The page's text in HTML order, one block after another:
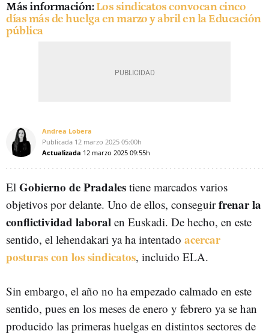
Más información:Los sindicatos convocan cinco
días más de huelga en marzo y abril en la Educación
pública
Andrea Lobera
Publicada 12 marzo 2025 05:00h
Actualizada 12 marzo 2025 09:55h
El Gobierno de Pradales tiene marcados varios
objetivos por delante. Uno de ellos, conseguirfrenar la
conflictividad laboral en Euskadi. De hecho, en este
sentido, el lehendakari ya ha intentado acercar
posturas con los sindicatos, incluido ELA.
Sin embargo, el año no ha empezado calmado en este
sentido, pues en los meses de enero y febrero ya se han
producido las primeras huelgas en distintos sectores de